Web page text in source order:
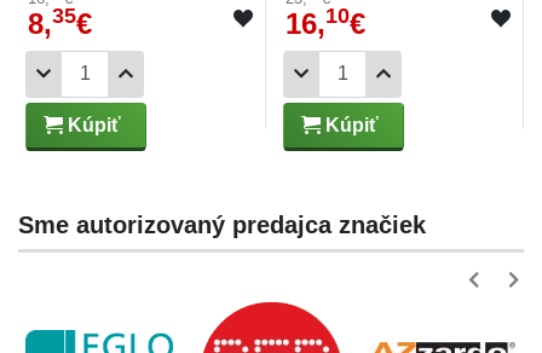
8,35€
Kúpiť
16,10€
Kúpiť
Sme autorizovaný predajca značiek